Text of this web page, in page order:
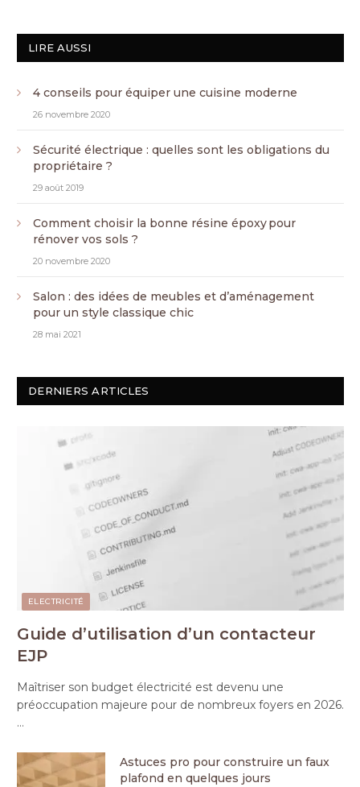
LIRE AUSSI
4 conseils pour équiper une cuisine moderne
26 novembre 2020
Sécurité électrique : quelles sont les obligations du
propriétaire ?
29 août 2019
Comment choisir la bonne résine époxy pour
rénover vos sols ?
20 novembre 2020
Salon : des idées de meubles et d’aménagement
pour un style classique chic
28 mai 2021
DERNIERS ARTICLES
ELECTRICITÉ
Guide d’utilisation d’un contacteur
EJP
Maîtriser son budget électricité est devenu une
préoccupation majeure pour de nombreux foyers en 2026.
…
Astuces pro pour construire un faux
plafond en quelques jours